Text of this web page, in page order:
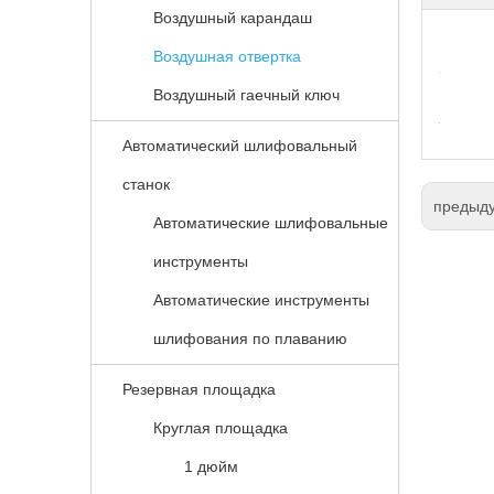
Воздушный карандаш
Воздушная отвертка
Воздушный гаечный ключ
Автоматический шлифовальный
станок
Автоматические шлифовальные
инструменты
Автоматические инструменты
шлифования по плаванию
Резервная площадка
Круглая площадка
1 дюйм